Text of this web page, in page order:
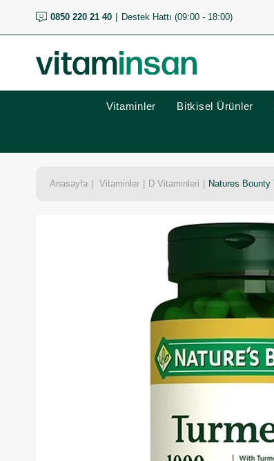
0850 220 21 40 Destek Hattı (09:00 - 18:00)
Vitaminler Bitkisel Ürünler
Anasayfa Vitaminler D Vitaminleri Natures